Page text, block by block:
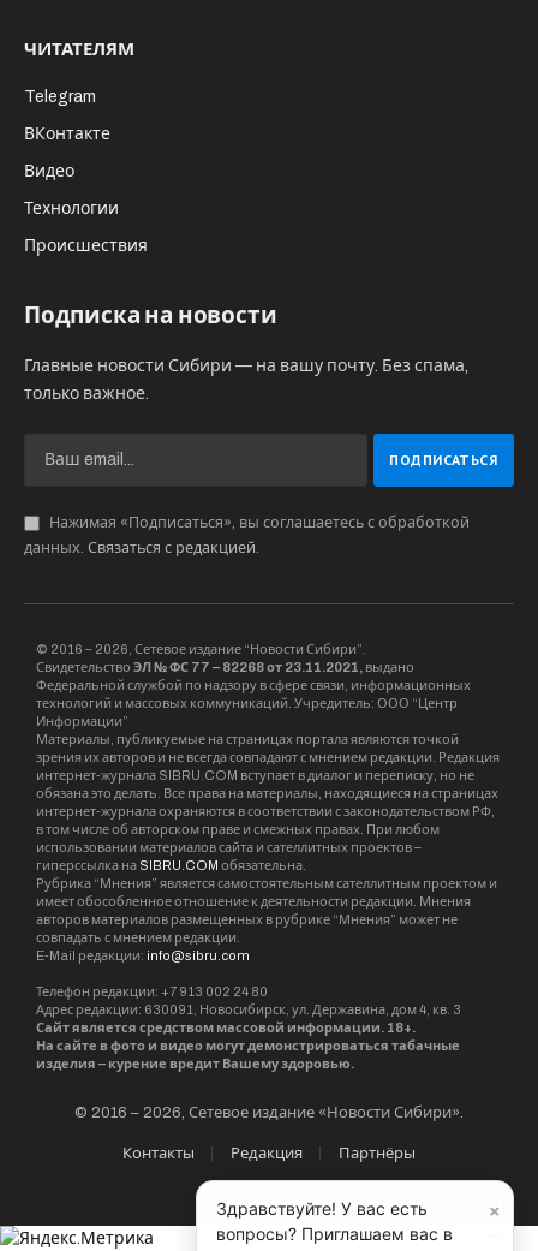
ЧИТАТЕЛЯМ
Telegram
ВКонтакте
Видео
Технологии
Происшествия
Подписка на новости
Главные новости Сибири — на вашу почту. Без спама,
только важное.
Нажимая «Подписаться», вы соглашаетесь с обработкой
данных. Связаться с редакцией
© 2016 – 2026, Сетевое издание “Новости Сибири”.
Свидетельство ЭЛ № ФС 77 – 82268 от 23.11.2021, выдано
Федеральной службой по надзору в сфере связи, информационных
технологий и массовых коммуникаций. Учредитель: ООО “Центр
Информации”
Материалы, публикуемые на страницах портала являются точкой
зрения их авторов и не всегда совпадают с мнением редакции. Редакция
интернет-журнала SIBRU.COM вступает в диалог и переписку, но не
обязана это делать. Все права на материалы, находящиеся на страницах
интернет-журнала охраняются в соответствии с законодательством РФ,
в том числе об авторском праве и смежных правах. При любом
использовании материалов сайта и сателлитных проектов –
гиперссылка на SIBRU.COM обязательна.
Рубрика “Мнения” является самостоятельным сателлитным проектом и
имеет обособленное отношение к деятельности редакции. Мнения
авторов материалов размещенных в рубрике “Мнения” может не
совпадать с мнением редакции.
E-Mail редакции: info@sibru.com
Телефон редакции: +7 913 002 24 80
Адрес редакции: 630091, Новосибирск, ул. Державина, дом 4, кв. 3
Сайт является средством массовой информации. 18+.
На сайте в фото и видео могут демонстрироваться табачные
изделия – курение вредит Вашему здоровью.
© 2016 – 2026, Сетевое издание «Новости Сибири».
Контакты Редакция Партнёры
×
Здравствуйте! У вас есть
вопросы? Приглашаем вас в